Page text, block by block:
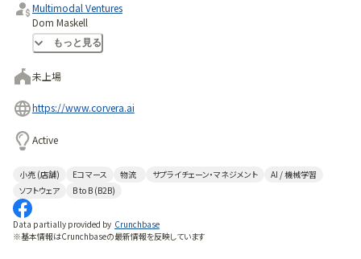
Multimodal Ventures
Dom Maskell
Rebel Fund
もっと見る
未上場
https://www.corvera.ai
Active
小売 (店舗) Eコマース 物流 サプライチェーン・マネジメント
AI / 機械学習
ソフトウェア
B to B (B2B)
Data partially provided by Crunchbase
※基本情報はCrunchbaseの最新情報を反映しています